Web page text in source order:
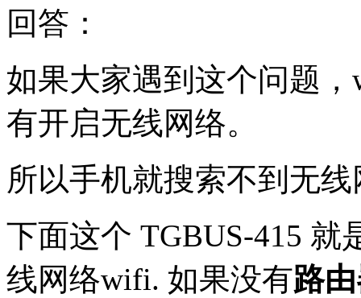
回答：
如果大家遇到这个问题
有开启无线网络。
所以手机就搜索不到无
下面这个 TGBUS-415
线网络wifi. 如果没有路